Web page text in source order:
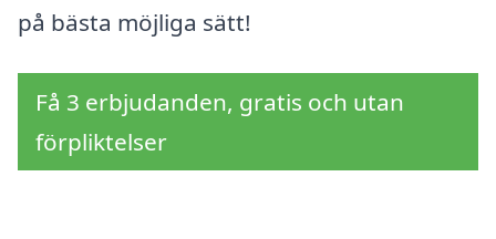
på bästa möjliga sätt!
Få 3 erbjudanden, gratis och utan
förpliktelser